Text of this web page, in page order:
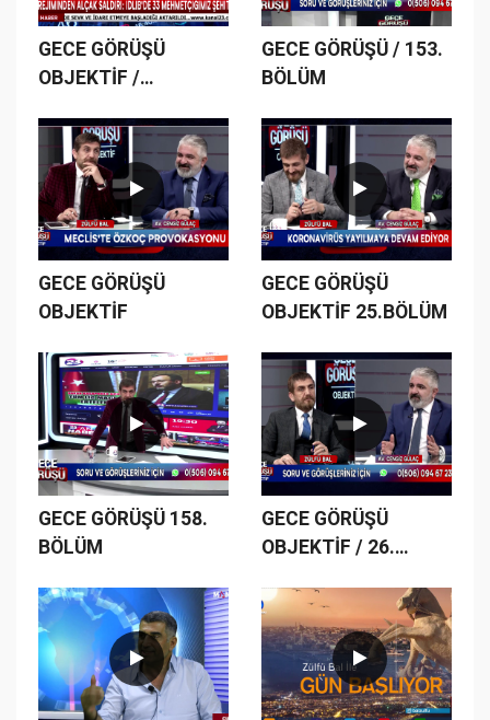
GECE GÖRÜŞÜ
OBJEKTİF /
GECE GÖRÜŞÜ / 153.
BÖLÜM
GECE GÖRÜŞÜ
OBJEKTİF
GECE GÖRÜŞÜ
OBJEKTİF 25.BÖLÜM
GECE GÖRÜŞÜ 158.
BÖLÜM
GECE GÖRÜŞÜ
OBJEKTİF / 26.